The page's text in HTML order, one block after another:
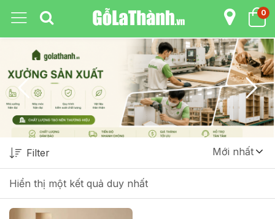
0
Hiển thị một kết quả duy nhất
Filter Mới nhất